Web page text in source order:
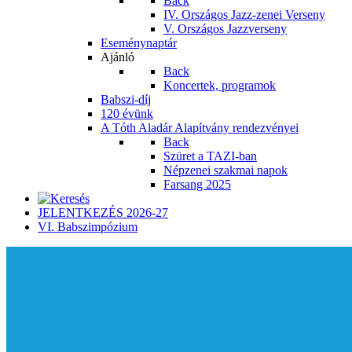
IV. Országos Jazz-zenei Verseny
V. Országos Jazzverseny
Eseménynaptár
Ajánló
Back
Koncertek, programok
Babszi-díj
120 évünk
A Tóth Aladár Alapítvány rendezvényei
Back
Szüret a TAZI-ban
Népzenei szakmai napok
Farsang 2025
JELENTKEZÉS 2026-27
VI. Babszimpózium